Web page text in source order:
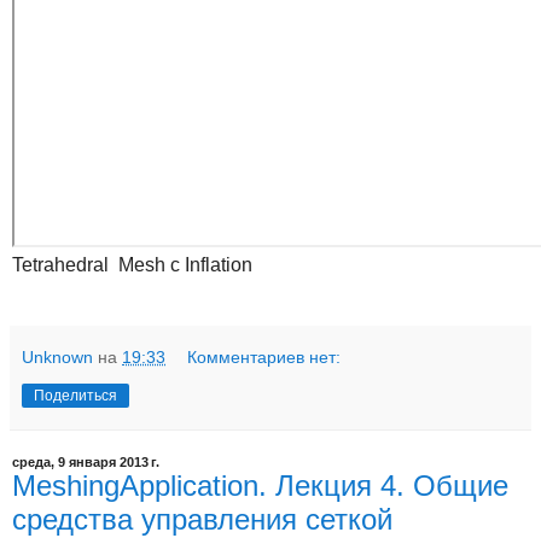
Tetrahedral Mesh с Inflation
Unknown на 19:33 Комментариев нет:
Поделиться
среда, 9 января 2013 г.
MeshingApplication. Лекция 4. Общие
средства управления сеткой